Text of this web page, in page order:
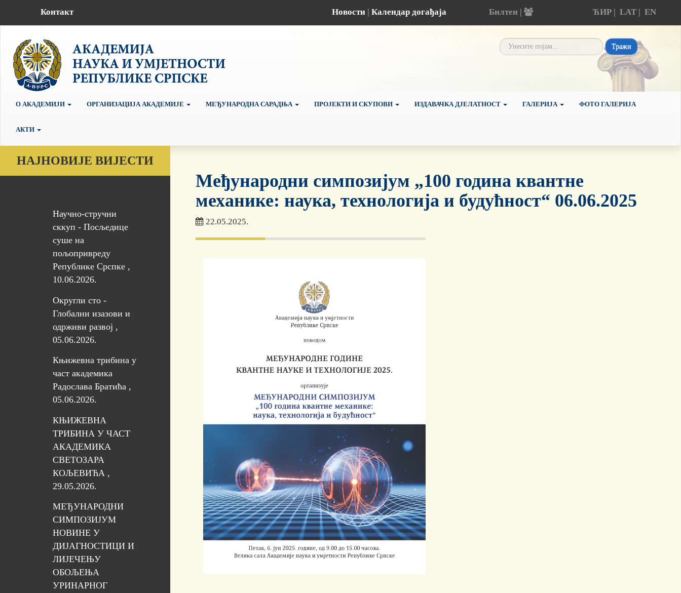
Контакт Новости | Календар догађаја Билтен | ЋИР| LAT| EN
Тражи
О АКАДЕМИЈИ ОРГАНИЗАЦИЈА АКАДЕМИЈЕ МЕЂУНАРОДНА САРАДЊА ПРОЈЕКТИ И СКУПОВИ ИЗДАВАЧКА ДЈЕЛАТНОСТ ГАЛЕРИЈА ФОТО ГАЛЕРИЈА
АКТИ
НАЈНОВИЈЕ ВИЈЕСТИ
Научно-стручни
сккуп - Посљедице
суше на
пољопривреду
Републике Срспке ,
10.06.2026.
Округли сто -
Глобални изазови и
одрживи развој ,
05.06.2026.
Књижевна трибина у
част академика
Радослава Братића ,
05.06.2026.
КЊИЖЕВНА
ТРИБИНА У ЧАСТ
АКАДЕМИКА
СВЕТОЗАРА
КОЉЕВИЋА ,
29.05.2026.
МЕЂУНАРОДНИ
СИМПОЗИЈУМ
НОВИНЕ У
ДИЈАГНОСТИЦИ И
ЛИЈЕЧЕЊУ
ОБОЉЕЊА
УРИНАРНОГ
Mеђународни симпозијум „100 година квантне
механике: наука, технологија и будућност“ 06.06.2025
22.05.2025.